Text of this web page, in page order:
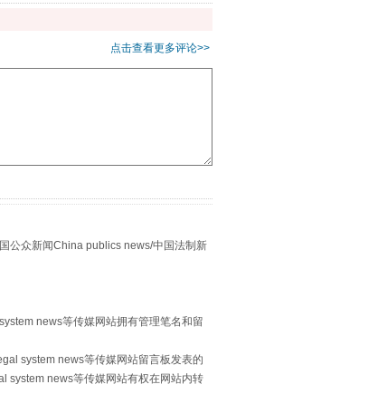
别拿“量子”当幌子
点击查看更多评论>>
公众新闻China publics news/中国法制新
news等传媒网站拥有管理笔名和留
system news等传媒网站留言板发表的
system news等传媒网站有权在网站内转